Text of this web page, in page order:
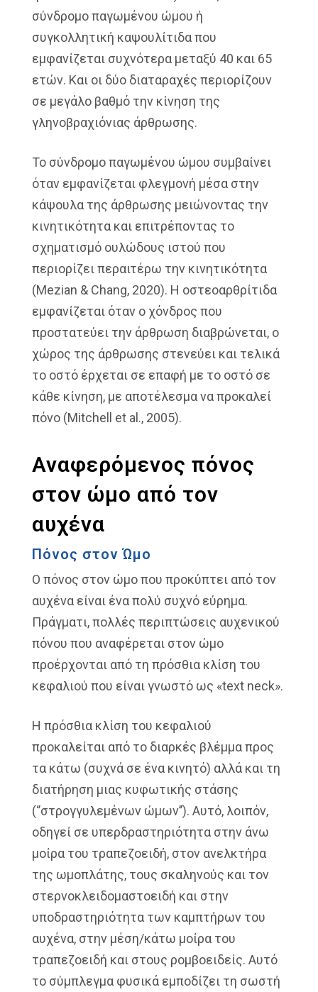
σύνδρομο παγωμένου ώμου ή
συγκολλητική καψουλίτιδα που
εμφανίζεται συχνότερα μεταξύ 40 και 65
ετών. Και οι δύο διαταραχές περιορίζουν
σε μεγάλο βαθμό την κίνηση της
γληνοβραχιόνιας άρθρωσης.
Το σύνδρομο παγωμένου ώμου συμβαίνει
όταν εμφανίζεται φλεγμονή μέσα στην
κάψουλα της άρθρωσης μειώνοντας την
κινητικότητα και επιτρέποντας το
σχηματισμό ουλώδους ιστού που
περιορίζει περαιτέρω την κινητικότητα
(Mezian & Chang, 2020). Η οστεοαρθρίτιδα
εμφανίζεται όταν ο χόνδρος που
προστατεύει την άρθρωση διαβρώνεται, ο
χώρος της άρθρωσης στενεύει και τελικά
το οστό έρχεται σε επαφή με το οστό σε
κάθε κίνηση, με αποτέλεσμα να προκαλεί
πόνο (Mitchell et al., 2005).
Αναφερόμενος πόνος
στον ώμο από τον
αυχένα
Πόνος στον Ώμο
Ο πόνος στον ώμο που προκύπτει από τον
αυχένα είναι ένα πολύ συχνό εύρημα.
Πράγματι, πολλές περιπτώσεις αυχενικού
πόνου που αναφέρεται στον ώμο
προέρχονται από τη πρόσθια κλίση του
κεφαλιού που είναι γνωστό ως «text neck».
Η πρόσθια κλίση του κεφαλιού
προκαλείται από το διαρκές βλέμμα προς
τα κάτω (συχνά σε ένα κινητό) αλλά και τη
διατήρηση μιας κυφωτικής στάσης
(‘’στρογγυλεμένων ώμων’’). Αυτό, λοιπόν,
οδηγεί σε υπερδραστηριότητα στην άνω
μοίρα του τραπεζοειδή, στον ανελκτήρα
της ωμοπλάτης, τους σκαληνούς και τον
στερνοκλειδομαστοειδή και στην
υποδραστηριότητα των καμπτήρων του
αυχένα, στην μέση/κάτω μοίρα του
τραπεζοειδή και στους ρομβοειδείς. Αυτό
το σύμπλεγμα φυσικά εμποδίζει τη σωστή